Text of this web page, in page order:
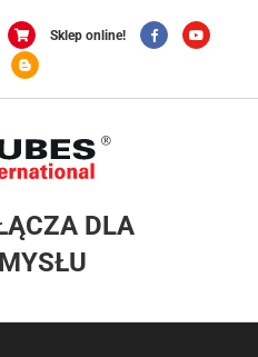
Sklep online!
DLA